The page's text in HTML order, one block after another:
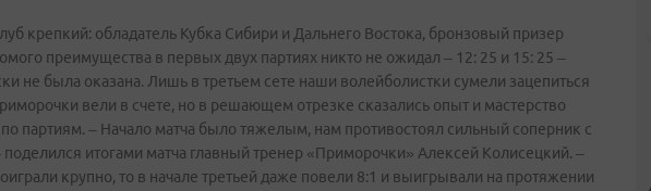
крепкий: обладатель Кубка Сибири и Дальнего Востока, бронзовый призер
преимущества в первых двух партиях никто не ожидал – 12: 25 и 15: 25 –
не была оказана. Лишь в третьем сете наши волейболистки сумели зацепиться
вели в счете, но в решающем отрезке сказались опыт и мастерство
по партиям. – Начало матча было тяжелым, нам противостоял сильный соперник с
итогами матча главный тренер «Приморочки» Алексей Колисецкий. –
крупно, то в начале третьей даже повели 8:1 и выигрывали на протяжении